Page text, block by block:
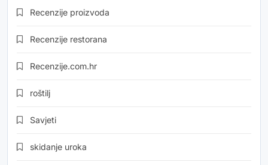
Recenzije proizvoda
Recenzije restorana
Recenzije.com.hr
roštilj
Savjeti
skidanje uroka